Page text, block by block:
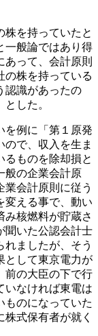
を持っていたと
一般論ではあり得
あって、会計原則
の株を持っている
認識があったの
した。
例に「第１原発
ので、収入を生ま
るものを除却損と
般の企業会計原
会計原則に従う
変える事で、動い
み核燃料が貯蔵さ
聞いた公認会計士
れましたが、そう
として東京電力が
前の大臣の下で行
いなければ東電は
ものになっていた
式保有者が就く